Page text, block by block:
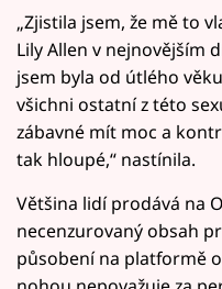
„Zjistila jsem, že mě to
Lily Allen v nejnovějším
jsem byla od útlého
všichni ostatní z této
zábavné mít moc a
tak hloupé,“ nastínila.
Většina lidí prodává na
necenzurovaný obsah
působení na platformě